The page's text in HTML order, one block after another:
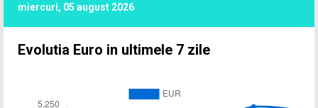
miercuri, 05 august 2026
Evolutia Euro in ultimele 7 zile